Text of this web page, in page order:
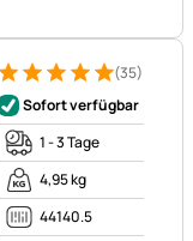
Bewertung: 5 von 5 (35
35 Bewertungen (35)
Sofort verfügbar
1 - 3 Tage
4,95 kg
44140.5